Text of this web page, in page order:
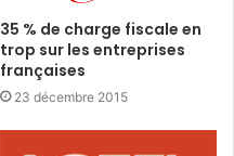
35 % de charge fiscale en
trop sur les entreprises
françaises
23 décembre 2015